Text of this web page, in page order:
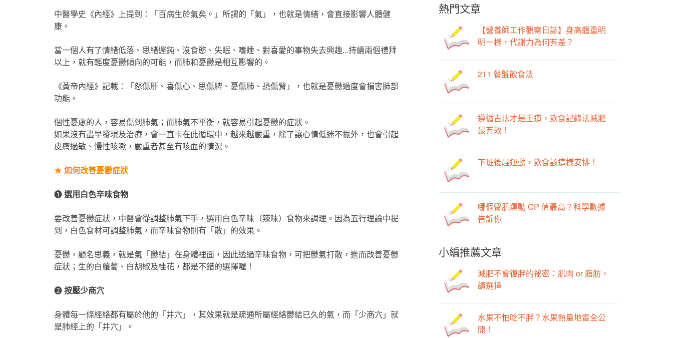
中醫學史《內經》上提到：「百病生於氣矣。」所謂的「氣」，也就是情緒，會直接影響人體健
康。
當一個人有了情緒低落、思緒遲鈍、沒食慾、失眠、嗜睡、對喜愛的事物失去興趣...持續兩個禮拜
以上，就有輕度憂鬱傾向的可能，而肺和憂鬱是相互影響的。
《黃帝內經》記載：「怒傷肝、喜傷心、思傷脾、憂傷肺、恐傷腎」，也就是憂鬱過度會損害肺部
功能。
個性憂慮的人，容易傷到肺氣；而肺氣不平衡，就容易引起憂鬱的症狀。
如果沒有盡早發現及治療，會一直卡在此循環中，越來越嚴重，除了讓心情低迷不振外，也會引起
皮膚過敏、慢性咳嗽，嚴重者甚至有咳血的情況。
★ 如何改善憂鬱症狀
❶選用白色辛味食物
要改善憂鬱症狀，中醫會從調整肺氣下手，選用白色辛味（辣味）食物來調理。因為五行理論中提
到，白色食材可調整肺氣，而辛味食物則有「散」的效果。
憂鬱，顧名思義，就是氣「鬱結」在身體裡面，因此透過辛味食物，可把鬱氣打散，進而改善憂鬱
症狀；生的白蘿蔔、白胡椒及桂花，都是不錯的選擇喔！
❷按壓少商穴
身體每一條經絡都有屬於他的「井穴」，其效果就是疏通所屬經絡鬱結已久的氣，而「少商穴」就
是肺經上的「井穴」。
熱門文章
【營養師工作觀察日誌】身高體重明
明一樣，代謝力為何有差？
211 餐盤飲食法
遵循古法才是王道，飲食記錄法減肥
最有效！
下班後趕運動，飲食該這樣安排！
哪個臀肌運動 CP 值最高？科學數據
告訴你
小編推薦文章
減肥不會復胖的祕密：肌肉 or 脂肪，
請選擇
水果不怕吃不胖？水果熱量地雷全公
開！